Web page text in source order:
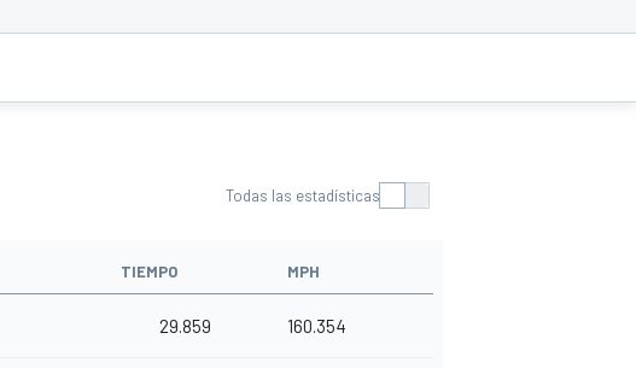
Todas las estadísticas
TIEMPO MPH
29.859 160.354